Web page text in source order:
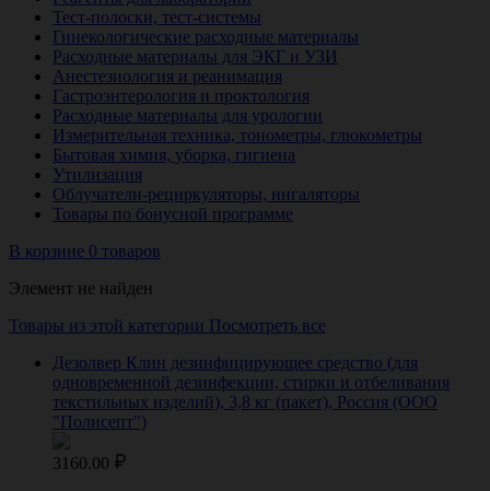
Тест-полоски, тест-системы
Гинекологические расходные материалы
Расходные материалы для ЭКГ и УЗИ
Анестезиология и реанимация
Гастроэнтерология и проктология
Расходные материалы для урологии
Измерительная техника, тонометры, глюкометры
Бытовая химия, уборка, гигиена
Утилизация
Облучатели-рециркуляторы, ингаляторы
Товары по бонусной программе
В корзине 0 товаров
Элемент не найден
Товары из этой категории Посмотреть все
Дезолвер Клин дезинфицирующее средство (для
одновременной дезинфекции, стирки и отбеливания
текстильных изделий), 3,8 кг (пакет), Россия (ООО
"Полисепт")
3160.00